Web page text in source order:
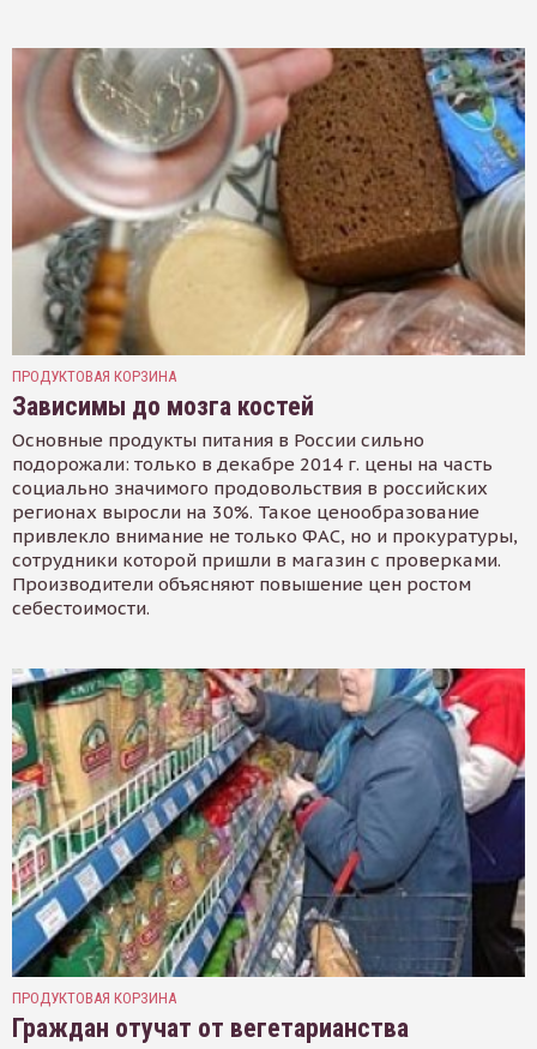
ПРОДУКТОВАЯ КОРЗИНА
Зависимы до мозга костей
Основные продукты питания в России сильно
подорожали: только в декабре 2014 г. цены на часть
социально значимого продовольствия в российских
регионах выросли на 30%. Такое ценообразование
привлекло внимание не только ФАС, но и прокуратуры,
сотрудники которой пришли в магазин с проверками.
Производители объясняют повышение цен ростом
себестоимости.
ПРОДУКТОВАЯ КОРЗИНА
Граждан отучат от вегетарианства